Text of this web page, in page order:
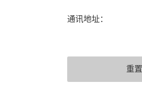
通讯地址：